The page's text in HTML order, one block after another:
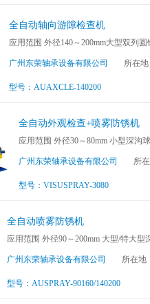
全自动轴向游隙检查机
应用范围 外径140～200mm大型双列
广州东荣轴承设备有限公司 所在地
型号：AUAXCLE-140200
全自动外观检查+喷雾防锈机
应用范围 外径30～80mm 小型深沟
广州东荣轴承设备有限公司 所
型号：VISUSPRAY-3080
全自动喷雾防锈机
应用范围 外径90～200mm 大型/特大型
广州东荣轴承设备有限公司 所在地
型号：AUSPRAY-90160/140200